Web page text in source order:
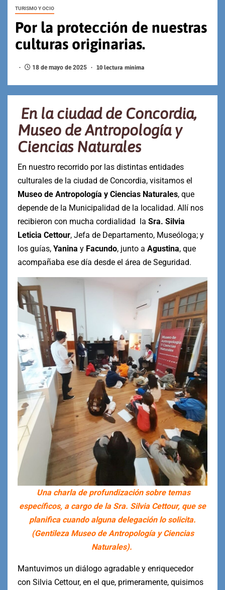
TURISMO Y OCIO
Por la protección de nuestras
culturas originarias.
18 de mayo de 2025 10 lectura mínima
En la ciudad de Concordia,
Museo de Antropología y
Ciencias Naturales
En nuestro recorrido por las distintas entidades
culturales de la ciudad de Concordia, visitamos el
Museo de Antropología y Ciencias Naturales, que
depende de la Municipalidad de la localidad. Allí nos
recibieron con mucha cordialidad la Sra. Silvia
Leticia Cettour, Jefa de Departamento, Museóloga; y
los guías, Yanina y Facundo, junto a Agustina, que
acompañaba ese día desde el área de Seguridad.
Una charla de profundización sobre temas
específicos, a cargo de la Sra. Silvia Cettour, que se
planifica cuando alguna delegación lo solicita.
(Gentileza Museo de Antropología y Ciencias
Naturales).
Mantuvimos un diálogo agradable y enriquecedor
con Silvia Cettour, en el que, primeramente, quisimos